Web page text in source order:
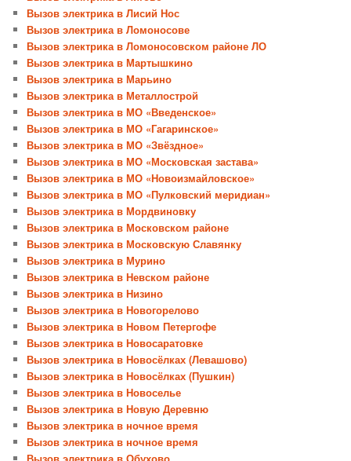
Вызов электрика в Лисий Нос
Вызов электрика в Ломоносове
Вызов электрика в Ломоносовском районе ЛО
Вызов электрика в Мартышкино
Вызов электрика в Марьино
Вызов электрика в Металлострой
Вызов электрика в МО «Введенское»
Вызов электрика в МО «Гагаринское»
Вызов электрика в МО «Звёздное»
Вызов электрика в МО «Московская застава»
Вызов электрика в МО «Новоизмайловское»
Вызов электрика в МО «Пулковский меридиан»
Вызов электрика в Мордвиновку
Вызов электрика в Московском районе
Вызов электрика в Московскую Славянку
Вызов электрика в Мурино
Вызов электрика в Невском районе
Вызов электрика в Низино
Вызов электрика в Новогорелово
Вызов электрика в Новом Петергофе
Вызов электрика в Новосаратовке
Вызов электрика в Новосёлках (Левашово)
Вызов электрика в Новосёлках (Пушкин)
Вызов электрика в Новоселье
Вызов электрика в Новую Деревню
Вызов электрика в ночное время
Вызов электрика в ночное время